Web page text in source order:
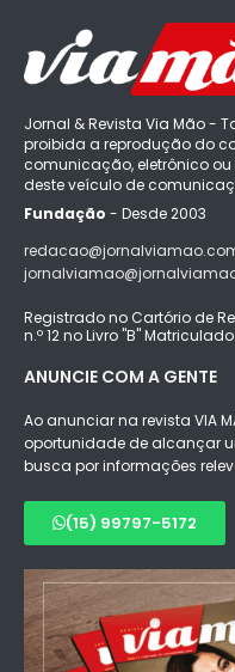
Jornal & Revista Via Mão -
proibida a reprodução do
comunicação, eletrônico
deste veículo de
Fundação - Desde 2003
Registrado no Cartório de
n.º 12 no Livro "B"
ANUNCIE COM A GENTE
Ao anunciar na revista VIA
oportunidade de alcançar
busca por informações
(15) 99797-5172